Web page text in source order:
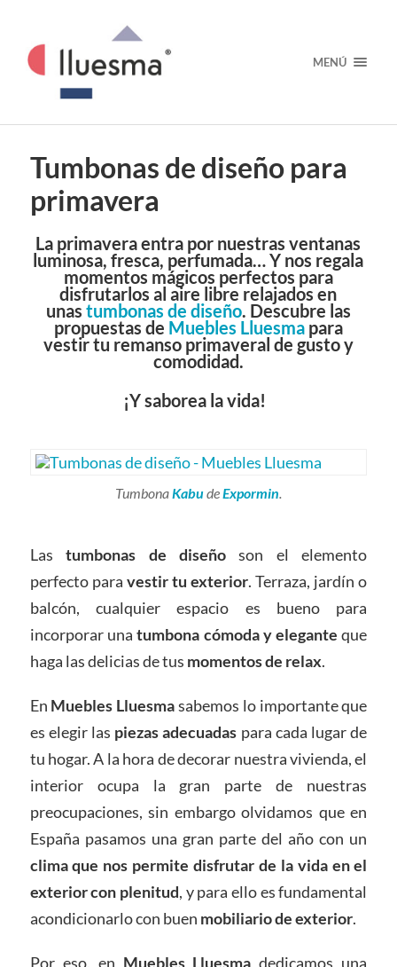
MENÚ
Tumbonas de diseño para
primavera
La primaveraentra por nuestras ventanas
luminosa, fresca, perfumada… Y nos regala
momentos mágicos perfectos para
disfrutarlos alaire libre relajados en
unas tumbonas de diseño. Descubre las
propuestas de Muebles Lluesmapara
vestir tu remanso primaveral de gusto y
comodidad.
¡Y saborea la vida!
TumbonaKabudeExpormin.
Lastumbonas de diseño son el elemento
perfecto para vestirtu exterior. Terraza, jardín o
balcón, cualquier espacio es bueno para
incorporar unatumbona cómoda y elegante que
haga las delicias de tus momentos de relax.
En Muebles Lluesmasabemos lo importante que
es elegir las piezas adecuadas para cada lugar de
tu hogar. A la hora de decorar nuestra vivienda, el
interior ocupa la gran parte de nuestras
preocupaciones, sin embargo olvidamos que en
España pasamos una gran parte del año con un
clima que nos permite disfrutar de la vida en el
exterior con plenitud, y para ello es fundamental
acondicionarlo con buen mobiliario de exterior.
Por eso, en Muebles Lluesma dedicamos una